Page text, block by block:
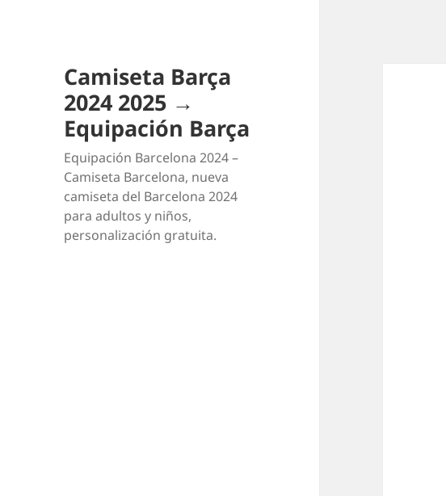
Camiseta Barça
2024 2025 →
Equipación Barça
Equipación Barcelona 2024 –
Camiseta Barcelona, nueva
camiseta del Barcelona 2024
para adultos y niños,
personalización gratuita.